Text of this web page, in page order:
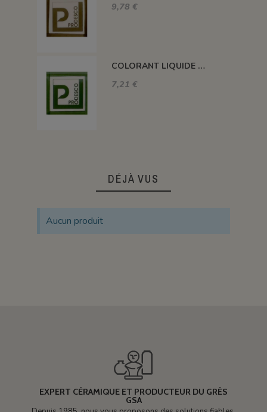
9,78 €
COLORANT LIQUIDE VERT CHROME SANS PLOMB 100GR CD14L
7,21 €
DÉJÀ VUS
Aucun produit
EXPERT CÉRAMIQUE ET PRODUCTEUR DU GRÈS
GSA